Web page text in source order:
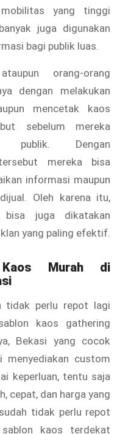
yang tinggi
juga digunakan
bagi publik luas.
orang-orang
dengan melakukan
mencetak kaos
sebelum mereka
publik. Dengan
mereka bisa
informasi maupun
Oleh karena itu,
juga dikatakan
yang paling efektif.
Murahdi
tidak perlu repot lagi
kaos gathering
Bekasi yang cocok
menyediakan custom
keperluan, tentu saja
cepat, dan harga yang
tidak perlu repot
kaos terdekat